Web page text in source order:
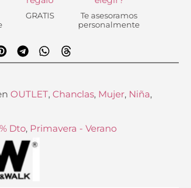
GRATIS
Te asesoramos
personalmente
OUTLET, Chanclas, Mujer, Niña,
Dto, Primavera - Verano